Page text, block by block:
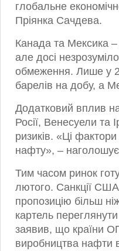
глобальне
Пріянка Сачдева.
Канада та Мексика
але досі
обмеження. Лише у
барелів на добу, а
Додатковий вплив
Росії, Венесуели та
ризиків. «Ці
нафту», –
Тим часом ринок
лютого. Санкції
пропозицію більш
картель
заявив, що країни
виробництва нафти